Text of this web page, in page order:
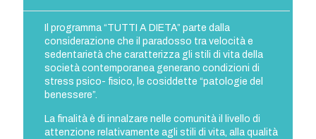
Il programma “TUTTI A DIETA” parte dalla
considerazione che il paradosso tra velocità e
sedentarietà che caratterizza gli stili di vita della
società contemporanea generano condizioni di
stress psico- fisico, le cosiddette “patologie del
benessere”.
La finalità è di innalzare nelle comunità il livello di
attenzione relativamente agli stili di vita, alla qualità